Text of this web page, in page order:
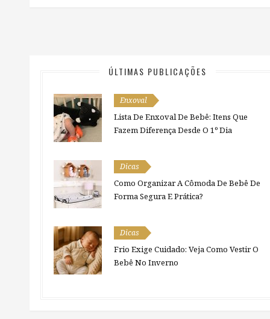
ÚLTIMAS PUBLICAÇÕES
Enxoval
Lista De Enxoval De Bebê: Itens Que
Fazem Diferença Desde O 1º Dia
Dicas
Como Organizar A Cômoda De Bebê De
Forma Segura E Prática?
Dicas
Frio Exige Cuidado: Veja Como Vestir O
Bebê No Inverno